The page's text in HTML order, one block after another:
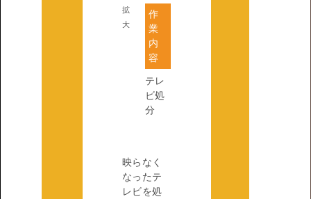
拡
大
作
業
内
容
テレ
ビ処
分
映らなく
なったテ
レビを処